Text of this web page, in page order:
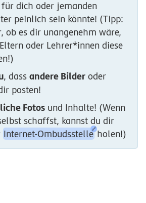
dich oder jemanden
peinlich sein könnte! (Tipp:
ob es dir unangenehm wäre,
oder Lehrer*innen diese
, dass andere Bilderoder
posten!
Fotosund Inhalte! (Wenn
schaffst, kannst du dir
Internet-Ombudsstelle holen!)